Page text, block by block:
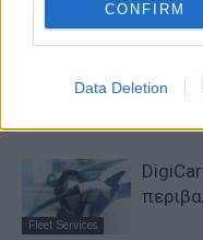
CONFIRM
Data Deletion
Fleet Services